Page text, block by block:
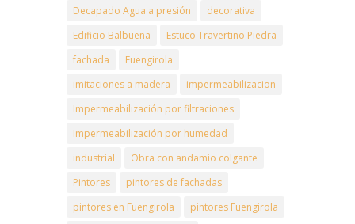
Decapado Agua a presión
decorativa
Edificio Balbuena
Estuco Travertino Piedra
fachada
Fuengirola
imitaciones a madera
impermeabilizacion
Impermeabilización por filtraciones
Impermeabilización por humedad
industrial
Obra con andamio colgante
Pintores
pintores de fachadas
pintores en Fuengirola
pintores Fuengirola